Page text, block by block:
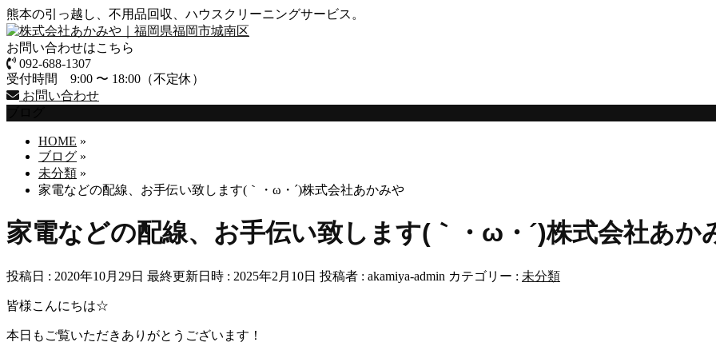
熊本の引っ越し、不用品回収、ハウスクリーニングサービス。
お問い合わせはこちら
092-688-1307
受付時間 9:00 〜 18:00（不定休）
お問い合わせ
HOME »
ブログ »
未分類 »
家電などの配線、お手伝い致します(｀・ω・´)株式会社あかみや
家電などの配線、お手伝い致します(｀・ω・´)株式会社あか
投稿日 : 2020年10月29日 最終更新日時 : 2025年2月10日 投稿者 : akamiya-admin カテゴリー : 未分類
皆様こんにちは☆
本日もご覧いただきありがとうございます！